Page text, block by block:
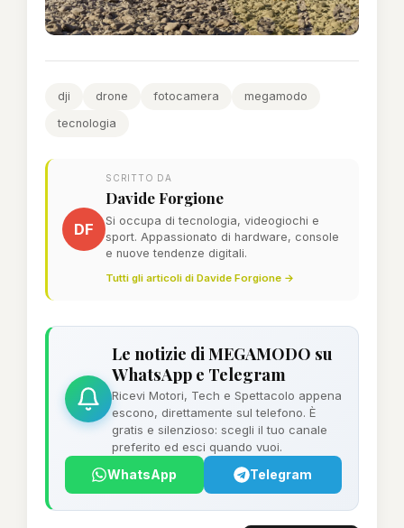
dji drone fotocamera
megamodo
tecnologia
DF
SCRITTO DA
Davide Forgione
Si occupa di tecnologia, videogiochi e
sport. Appassionato di hardware, console
e nuove tendenze digitali.
Tutti gli articoli di Davide Forgione →
Le notizie di MEGAMODO su
WhatsApp e Telegram
Ricevi Motori, Tech e Spettacolo appena
escono, direttamente sul telefono. È
gratis e silenzioso: scegli il tuo canale
preferito ed esci quando vuoi.
WhatsApp Telegram